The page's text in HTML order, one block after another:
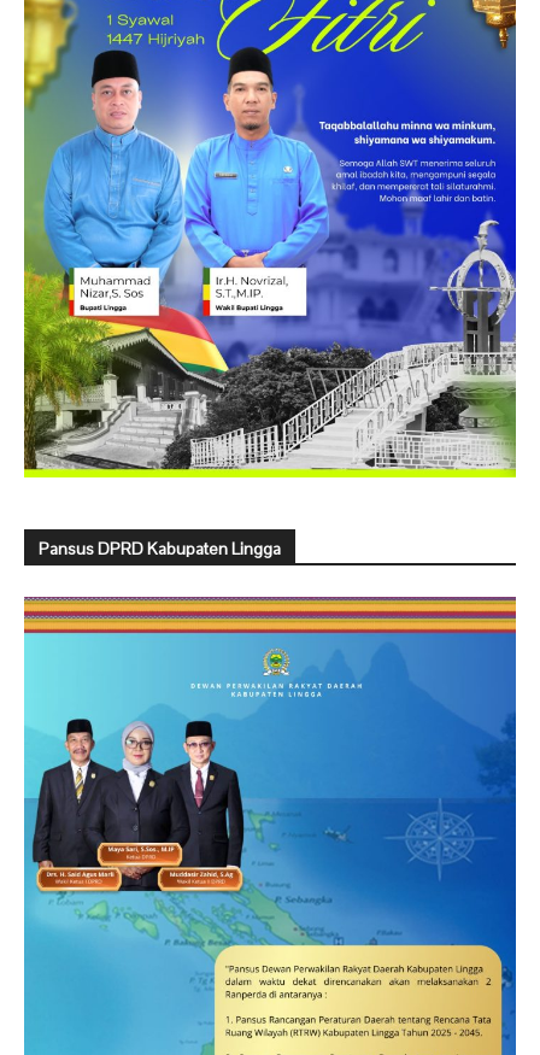
Pansus DPRD Kabupaten Lingga